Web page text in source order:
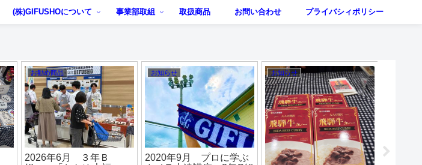
(株)GIFUSHOについて 事業部取組 取扱商品 お問い合わせ プライバシィポリシー
お勧め商品
2026年6月 ３年Ｂ
お知らせ
2020年9月 プロに学ぶ
お知らせ
2020年